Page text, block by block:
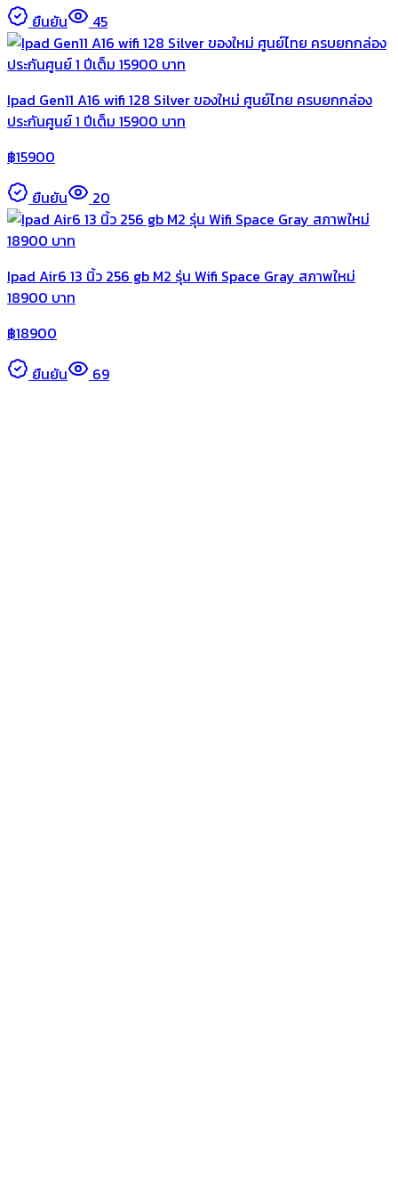
ยืนยัน 45
Ipad Gen11 A16 wifi 128 Silver ของใหม่ ศูนย์ไทย ครบยกกล่อง
ประกันศูนย์ 1 ปีเต็ม 15900 บาท
฿15900
ยืนยัน
20
Ipad Air6 13 นิ้ว 256 gb M2 รุ่น Wifi Space Gray สภาพใหม่
18900 บาท
฿18900
ยืนยัน
69